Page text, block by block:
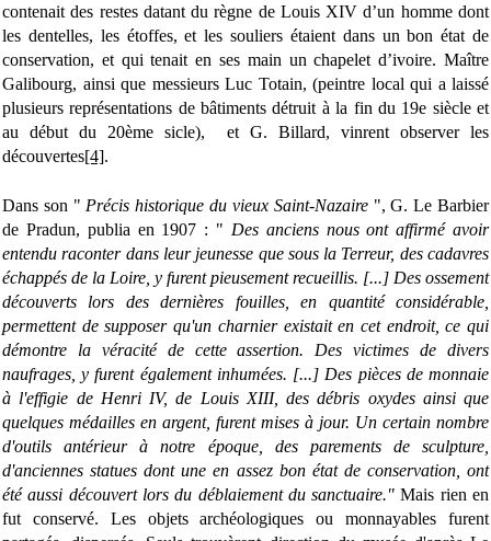
contenait des restes datant du règne de Louis XIV d’un homme dont
les dentelles, les étoffes, et les souliers étaient dans un bon état de
conservation, et qui tenait en ses main un chapelet d’ivoire. Maître
Galibourg, ainsi que messieurs Luc Totain, (peintre local qui a laissé
plusieurs représentations de bâtiments détruit à la fin du 19e siècle et
au début du 20ème sicle), et G. Billard, vinrent observer les
découvertes[4].
Dans son " Précis historique du vieux Saint-Nazaire ", G. Le Barbier
de Pradun, publia en 1907 : " Des anciens nous ontaffirméavoir
entendu raconter dans leur jeunesse que sous la Terreur, des cadavres
échappés de la Loire, y furent pieusementrecueillis. [...] Des ossement
découverts lors des dernières fouilles, en quantité considérable,
permettent de supposer qu'un charnier existait en cet endroit, ce qui
démontre la véracité de cette assertion. Des victimes de divers
naufrages, y furent également inhumées. [...] Des pièces de monnaie
à l'effigie de Henri IV, de Louis XIII, des débris oxydesainsi que
quelques médailles en argent, furent mises à jour. Un certain nombre
d'outils antérieur à notre époque, des parements de sculpture,
d'anciennes statues dont une en assez bon état de conservation, ont
été aussi découvert lors du déblaiementdusanctuaire."Mais rien en
fut conservé. Les objets archéologiques ou monnayables furent